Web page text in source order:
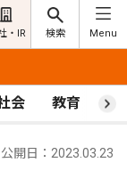
・IR 検索 Menu
会 教育 ス
公開日：2023.03.23